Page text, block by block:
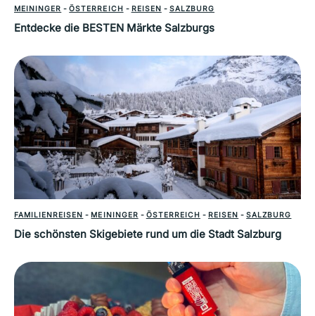
MEININGER -ÖSTERREICH - REISEN - SALZBURG
Entdecke die BESTEN Märkte Salzburgs
FAMILIENREISEN - MEININGER - ÖSTERREICH - REISEN -SALZBURG
Die schönsten Skigebiete rund um die Stadt Salzburg